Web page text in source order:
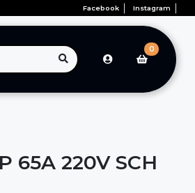
Facebook Instagram
0
65A 220V SCH